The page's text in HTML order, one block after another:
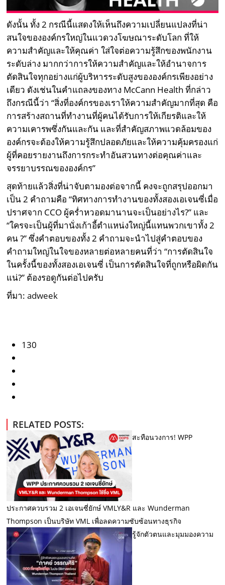
ดังนั้น ทั้ง 2 กรณีนี้แสดงให้เห็นถึงความเปลี่ยนแปลงที่น่า
สนใจขององค์กรใหญ่ในแวดวงโฆษณาระดับโลก ที่ให้
ความสำคัญและให้คุณค่า ใส่ใจต่อความรู้สึกของพนักงาน
ระดับล่าง มากกว่าการให้ความสำคัญและให้อำนาจการ
ตัดสินใจทุกอย่างแก่ผู้บริหารระดับสูงขององค์กรเพียงอย่าง
เดียว ดังเช่นในคำแถลงของทาง McCann Health ที่กล่าว
ถึงกรณีนี้ว่า “สิ่งที่องค์กรของเราให้ความสำคัญมากที่สุด คือ
การสร้างสถานที่ทำงานที่ผู้คนได้รับการให้เกียรติและให้
ความเคารพซึ่งกันและกัน และที่สำคัญสภาพแวดล้อมของ
องค์กรจะต้องให้ความรู้สึกปลอดภัยและให้ความคุ้มครองแก่
ผู้ที่คอยรายงานถึงการกระทำอันสวนทางต่อคุณค่าและ
จรรยาบรรณขององค์กร”
สุดท้ายแล้วสิ่งที่น่าจับตามองต่อจากนี้ คงจะถูกสรุปออกมา
เป็น 2 คำถามคือ “ทิศทางการทำงานของทั้งสองเอเจนซี่เมื่อ
ปราศจาก CCO ผู้คร่ำหวอดมานานจะเป็นอย่างไร?” และ
“ใครจะเป็นผู้ที่มานั่งเก้าอี้ตำแหน่งใหญ่นี้แทนพวกเขาทั้ง 2
คน ?” ซึ่งคำตอบของทั้ง 2 คำถามจะนำไปสู่คำตอบของ
คำถามใหญ่ในใจของหลายต่อหลายคนที่ว่า “การตัดสินใจ
ในครั้งนี้ของทั้งสองเอเจนซี่ เป็นการตัดสินใจที่ถูกหรือผิดกัน
แน่?” ต้องรอดูกันต่อไปครับ
ที่มา:adweek
130
RELATED POSTS:
สะทือนวงการ! WPP
ประกาศควบรวม 2 เอเจนซี่ยักษ์ VMLY&R และ Wunderman
Thompson เป็นบริษัท VML เพื่อลดความซับซ้อนทางธุรกิจ
รู้จักตัวตนและมุมมองความ